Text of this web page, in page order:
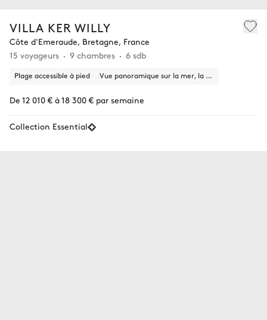
VILLA KER WILLY
Côte d'Emeraude, Bretagne, France
15 voyageurs
9 chambres 6 sdb
Plage accessible à pied Vue panoramique sur la mer, la nature
De 12 010 € à 18 300 € par semaine
Collection Essential